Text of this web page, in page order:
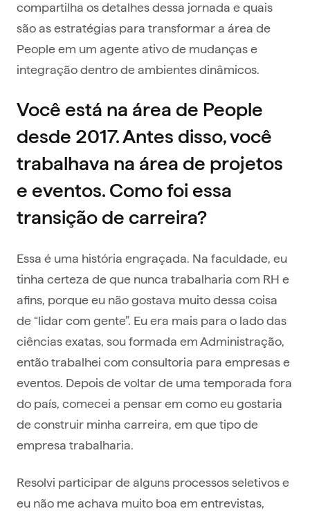
compartilha os detalhes dessa jornada e quais
são as estratégias para transformar a área de
People em um agente ativo de mudanças e
integração dentro de ambientes dinâmicos.
Você está na área de People
desde 2017. Antes disso, você
trabalhava na área de projetos
e eventos. Como foi essa
transição de carreira?
Essa é uma história engraçada. Na faculdade, eu
tinha certeza de que nunca trabalharia com RH e
afins, porque eu não gostava muito dessa coisa
de “lidar com gente”. Eu era mais para o lado das
ciências exatas, sou formada em Administração,
então trabalhei com consultoria para empresas e
eventos. Depois de voltar de uma temporada fora
do país, comecei a pensar em como eu gostaria
de construir minha carreira, em que tipo de
empresa trabalharia.
Resolvi participar de alguns processos seletivos e
eu não me achava muito boa em entrevistas,